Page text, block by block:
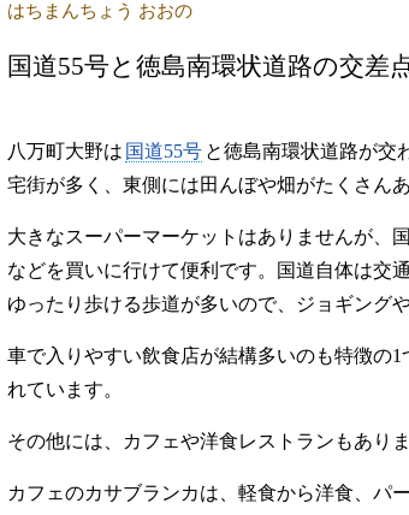
はちまんちょう おおの
国道55号と徳島南環状道路の交差
八万町大野は 国道55号 と徳島南環状道路が交
宅街が多く、東側には田んぼや畑がたくさんあ
大きなスーパーマーケットはありませんが、
などを買いに行けて便利です。国道自体は交
ゆったり歩ける歩道が多いので、ジョギング
車で入りやすい飲食店が結構多いのも特徴の
れています。
その他には、カフェや洋食レストランもありま
カフェのカサブランカは、軽食から洋食、パ